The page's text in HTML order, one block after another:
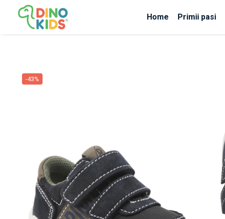
Suport clienti
Livrare internationala
Home Primii pasi
-43%